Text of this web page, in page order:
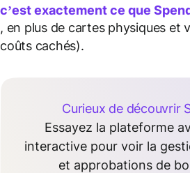
c’est exactement ce que
, en plus de cartes physiques et
coûts cachés).
Curieux de découvrir
Essayez la plateforme
interactive pour voir la
et approbations de